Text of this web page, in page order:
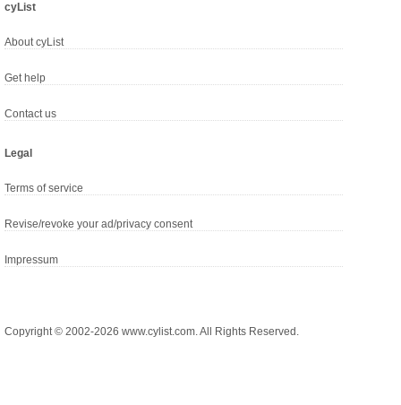
cyList
About cyList
Get help
Contact us
Legal
Terms of service
Revise/revoke your ad/privacy consent
Impressum
Copyright © 2002-2026 www.cylist.com. All Rights Reserved.